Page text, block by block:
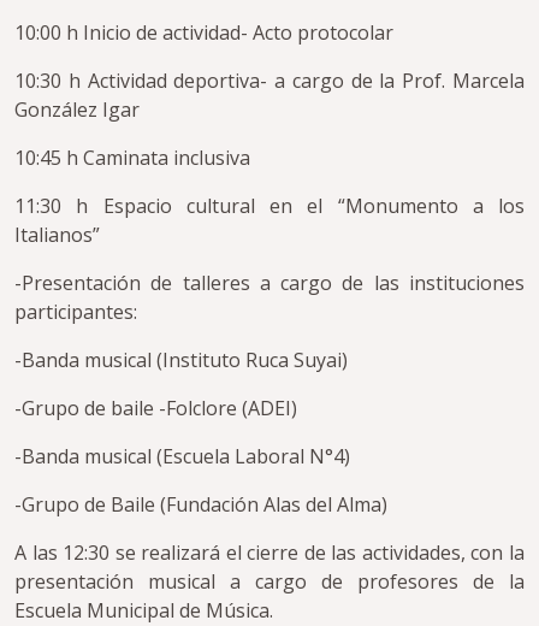
10:00 h Inicio de actividad- Acto protocolar
10:30 h Actividad deportiva- a cargo de la Prof. Marcela
González Igar
10:45 h Caminata inclusiva
11:30 h Espacio cultural en el “Monumento a los
Italianos”
-Presentación de talleres a cargo de las instituciones
participantes:
-Banda musical (Instituto Ruca Suyai)
-Grupo de baile -Folclore (ADEI)
-Banda musical (Escuela Laboral N°4)
-Grupo de Baile (Fundación Alas del Alma)
A las 12:30 se realizará el cierre de las actividades, con la
presentación musical a cargo de profesores de la
Escuela Municipal de Música.